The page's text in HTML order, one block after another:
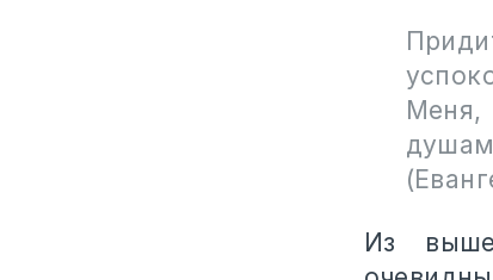
Меня,
Из выше